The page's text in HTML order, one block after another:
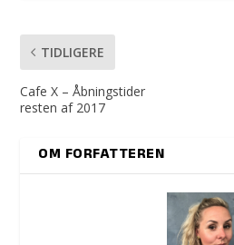
TIDLIGERE
Cafe X – Åbningstider
resten af 2017
OM FORFATTEREN